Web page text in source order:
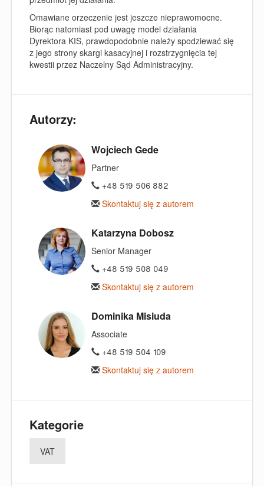
Omawiane orzeczenie jest jeszcze nieprawomocne.
Biorąc natomiast pod uwagę model działania
Dyrektora KIS, prawdopodobnie należy spodziewać się
z jego strony skargi kasacyjnej i rozstrzygnięcia tej
kwestii przez Naczelny Sąd Administracyjny.
Autorzy:
Wojciech Gede
Partner
+48 519 506 882
Skontaktuj się z autorem
Katarzyna Dobosz
Senior Manager
+48 519 508 049
Skontaktuj się z autorem
Dominika Misiuda
Associate
+48 519 504 109
Skontaktuj się z autorem
Kategorie
VAT